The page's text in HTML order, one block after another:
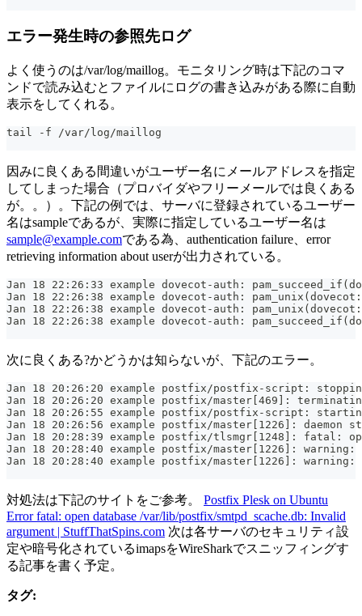
エラー発生時の参照先ログ
よく使うのは/var/log/maillog。モニタリング時は下記のコマ
ンドで読み込むとファイルにログの書き込みがある際に自動
表示をしてくれる。
tail -f /var/log/maillog
因みに良くある間違いがユーザー名にメールアドレスを指定
してしまった場合（プロバイダやフリーメールでは良くある
が。。）。下記の例では、サーバに登録されているユーザー
名はsampleであるが、実際に指定しているユーザー名は
sample@example.comである為、authentication failure、error
retrieving information about userが出力されている。
Jan 18 22:26:33 example dovecot-auth:
Jan 18 22:26:38 example dovecot-auth:
Jan 18 22:26:38 example dovecot-auth:
Jan 18 22:26:38 example dovecot-auth:
次に良くある?かどうかは知らないが、下記のエラー。
Jan 18 20:26:20 example postfix/postfix-script:
Jan 18 20:26:20 example postfix/master[469]:
Jan 18 20:26:55 example postfix/postfix-script:
Jan 18 20:26:56 example postfix/master[1226]:
Jan 18 20:28:39 example postfix/tlsmgr[1248]: fatal:
Jan 18 20:28:40 example postfix/master[1226]:
Jan 18 20:28:40 example postfix/master[1226]:
対処法は下記のサイトをご参考。 Postfix Plesk on Ubuntu
Error fatal: open database /var/lib/postfix/smtpd_scache.db: Invalid
argument | StuffThatSpins.com 次は各サーバのセキュリティ設
定や暗号化されているimapsをWireSharkでスニッフィングす
る記事を書く予定。
タグ: